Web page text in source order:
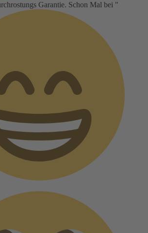
Garantie. Schon Mal bei "